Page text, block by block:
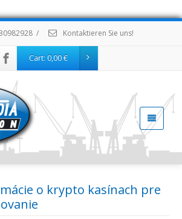
/ Kontaktieren Sie uns!
Cart: 0,00€
o krypto kasínach pre